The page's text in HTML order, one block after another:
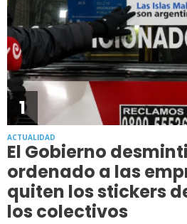
1
ACTUALIDAD
El Gobierno
ordenado a las
quiten los stickers
los colectivos